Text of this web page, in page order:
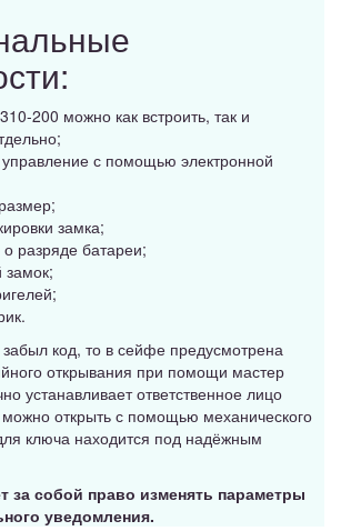
200 можно как встроить, так и
с помощью электронной
замка;
разряде батареи;
замок;
забыл код, то в сейфе предусмотрена
открывания при помощи мастер
устанавливает ответственное лицо
открыть с помощью механического
ключа находится под надёжным
за собой право изменять параметры
уведомления.